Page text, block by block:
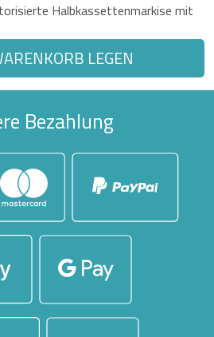
Halbkassettenmarkise mit
LEGEN
Bezahlung